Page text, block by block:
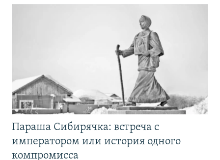
Параша Сибирячка: встреча с
императором или история одного
компромисса